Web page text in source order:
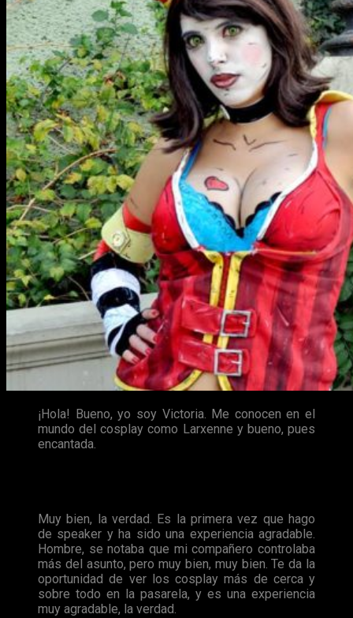
¡Hola! Bueno, yo soy Victoria. Me conocen en el
mundo del cosplay como Larxenne y bueno, pues
encantada.
Muy bien, la verdad. Es la primera vez que hago
de speaker y ha sido una experiencia agradable.
Hombre, se notaba que mi compañero controlaba
más del asunto, pero muy bien, muy bien. Te da la
oportunidad de ver los cosplay más de cerca y
sobre todo en la pasarela, y es una experiencia
muy agradable, la verdad.